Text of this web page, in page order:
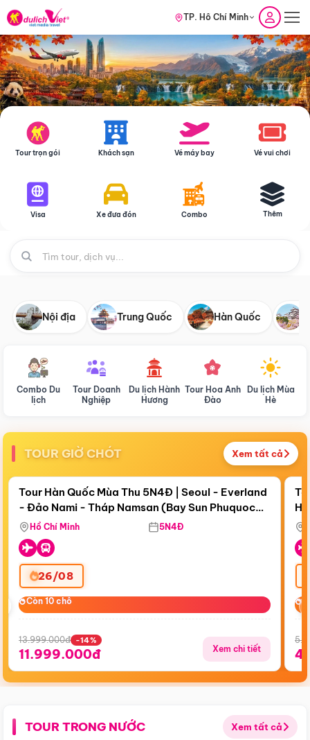
TP. Hồ Chí Minh
Tour trọn gói Khách sạn Vé máy bay Vé vui chơi
Visa Xe đưa đón Combo Thêm
Nội địa Trung Quốc Hàn Quốc
Combo Du
lịch
Tour Doanh
Nghiệp
Du lịch Hành
Hương
Tour Hoa Anh
Đào
Du lịch Mùa
Hè
TOUR GIỜ CHÓT Xem tất cả
Còn18 ngày 01:53:38
Bay Sun Phuquoc Airways
Điểm nổi bật
Tour Hàn Quốc Mùa Thu 5N4Đ | Seoul - Everland
- Đảo Nami - Tháp Namsan (Bay Sun Phuquoc
Airways)
Hồ Chí Minh 5N4Đ
26/08
Còn 10 chỗ
Còn 10 chỗ
13.999.000đ -14%
11.999.000đ Xem chi tiết
TOUR TRONG NƯỚC Xem tất cả
Điểm nổi bật